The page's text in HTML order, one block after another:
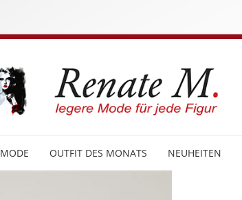
MODE OUTFIT DES MONATS NEUHEITEN